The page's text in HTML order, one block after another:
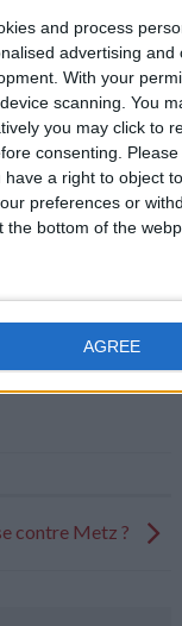
and process
advertising and
With your
scanning. You
you may click to
consenting.
a right to object
preferences or
bottom of the
AGREE
contre Metz ?